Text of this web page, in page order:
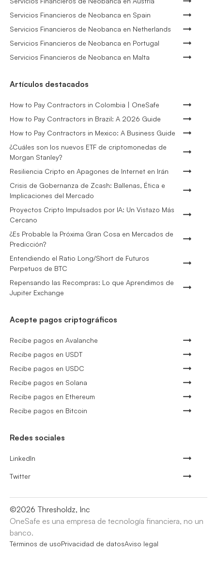
Servicios Financieros de Neobanca en Spain
Servicios Financieros de Neobanca en Netherlands
Servicios Financieros de Neobanca en Portugal
Servicios Financieros de Neobanca en Malta
Artículos destacados
How to Pay Contractors in Colombia | OneSafe
How to Pay Contractors in Brazil: A 2026 Guide
How to Pay Contractors in Mexico: A Business Guide
¿Cuáles son los nuevos ETF de criptomonedas de
Morgan Stanley?
Resiliencia Cripto en Apagones de Internet en Irán
Crisis de Gobernanza de Zcash: Ballenas, Ética e
Implicaciones del Mercado
Proyectos Cripto Impulsados por IA: Un Vistazo Más
Cercano
¿Es Probable la Próxima Gran Cosa en Mercados de
Predicción?
Entendiendo el Ratio Long/Short de Futuros
Perpetuos de BTC
Repensando las Recompras: Lo que Aprendimos de
Jupiter Exchange
Acepte pagos criptográficos
Recibe pagos en Avalanche
Recibe pagos en USDT
Recibe pagos en USDC
Recibe pagos en Solana
Recibe pagos en Ethereum
Recibe pagos en Bitcoin
Redes sociales
LinkedIn
Twitter
©2026 Thresholdz, Inc
OneSafe es una empresa de tecnología financiera, no un
banco.
Términos de usoPrivacidad de datosAviso legal